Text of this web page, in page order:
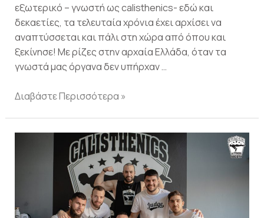
εξωτερικό – γνωστή ως calisthenics- εδώ και
δεκαετίες, τα τελευταία χρόνια έχει αρχίσει να
αναπτύσσεται και πάλι στη χώρα από όπου και
ξεκίνησε! Με ρίζες στην αρχαία Ελλάδα, όταν τα
γνωστά μας όργανα δεν υπήρχαν …
Διαβάστε Περισσότερα »
Φωτογραφίες/